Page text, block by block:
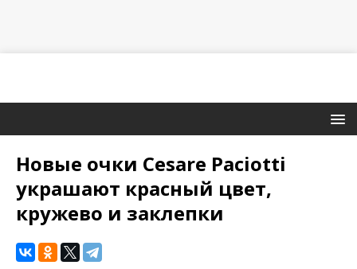
Новые очки Cesare Paciotti
украшают красный цвет,
кружево и заклепки